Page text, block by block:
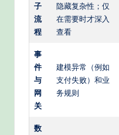
子
流
程
隐藏复杂性；仅
在需要时才深入
查看
事
件
与
网
关
建模异常（例如
支付失败）和业
务规则
数